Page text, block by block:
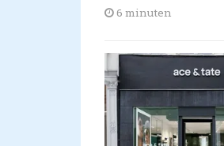
6 minuten